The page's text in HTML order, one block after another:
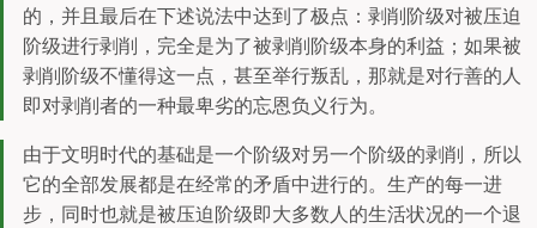
的，并且最后在下述说法中达到了极点：剥削阶级对被压迫
阶级进行剥削，完全是为了被剥削阶级本身的利益；如果被
剥削阶级不懂得这一点，甚至举行叛乱，那就是对行善的人
即对剥削者的一种最卑劣的忘恩负义行为。
由于文明时代的基础是一个阶级对另一个阶级的剥削，所以
它的全部发展都是在经常的矛盾中进行的。生产的每一进
步，同时也就是被压迫阶级即大多数人的生活状况的一个退